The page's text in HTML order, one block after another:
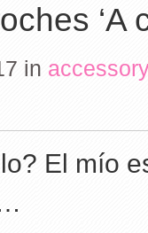
‘A
in accessory
El mío